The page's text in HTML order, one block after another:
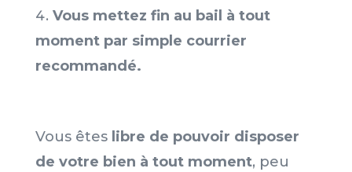
Vous mettez fin au bail à tout
moment par simple courrier
recommandé.
Vous êtes libre de pouvoir disposer
de votre bien à tout moment, peu